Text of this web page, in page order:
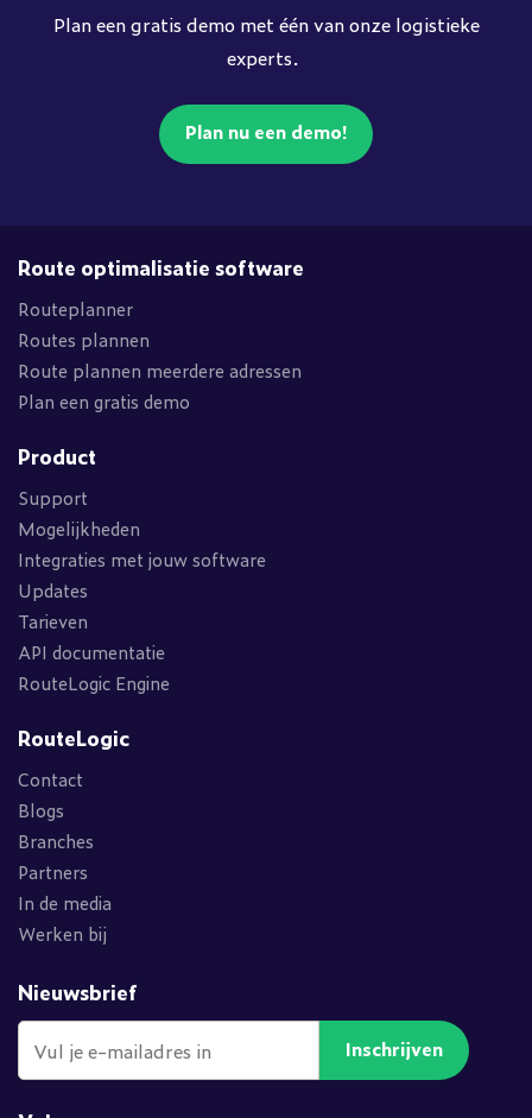
Plan een gratis demo met één van onze logistieke
experts.
Plan nu een demo!
Route optimalisatie software
Routeplanner
Routes plannen
Route plannen meerdere adressen
Plan een gratis demo
Product
Support
Mogelijkheden
Integraties met jouw software
Updates
Tarieven
API documentatie
RouteLogic Engine
RouteLogic
Contact
Blogs
Branches
Partners
In de media
Werken bij
Nieuwsbrief
Inschrijven